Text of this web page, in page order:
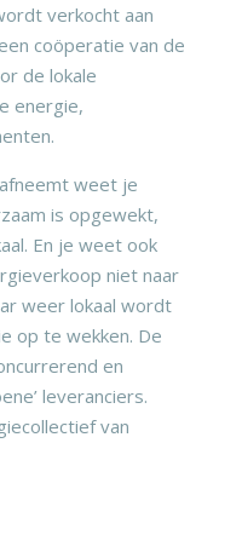
verkocht aan
coöperatie van de
de lokale
energie,
weet je
is opgewekt,
En je weet ook
niet naar
weer lokaal wordt
op te wekken. De
en
leveranciers.
van